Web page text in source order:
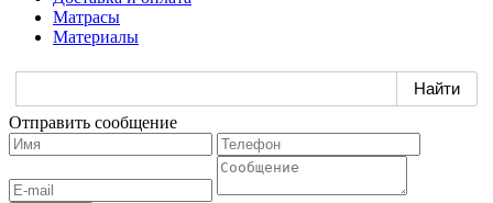
Матрасы
Материалы
Отправить сообщение